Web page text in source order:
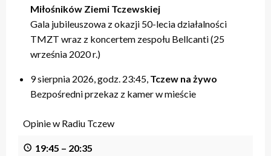
Miłośników Ziemi Tczewskiej
Gala jubileuszowa z okazji 50-lecia działalności
TMZT wraz z koncertem zespołu Bellcanti (25
września 2020 r.)
9 sierpnia 2026, godz. 23:45, Tczew na żywo
Bezpośredni przekaz z kamer w mieście
Opinie w Radiu Tczew
19:45 – 20:35